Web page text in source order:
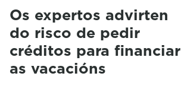
Os expertos advirten
do risco de pedir
créditos para financiar
as vacacións